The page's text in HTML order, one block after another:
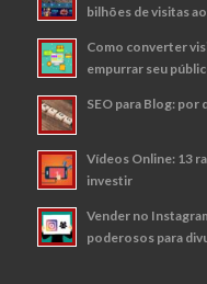
bilhões de visitas
Como converter
empurrar seu
SEO para Blog: por
Vídeos Online: 13
investir
Vender no
poderosos para